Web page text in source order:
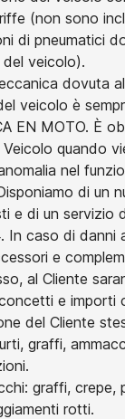
(non sono
di pneumatici
del veicolo).
dovuta
veicolo è
EN MOTO. È
quando
nel
di un
e di un servizio
In caso di danni
e
al Cliente
e importi
del Cliente
graffi,
graffi, crepe,
rotti.